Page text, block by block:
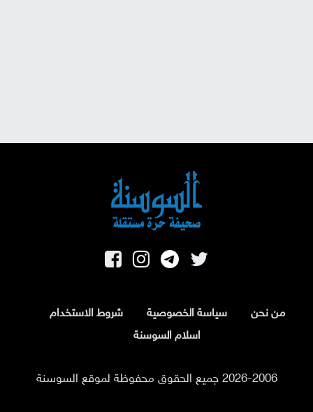
من نحن سياسة الخصوصية
شروط الاستخدام
اسلام السوسنة
2026-2006 جميع الحقوق محفوظة لموقع السوسنة